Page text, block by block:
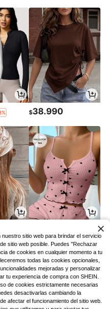
$38.990
sitio web para brindar el servicio
sitio web posible. Puedes "Rechazar
de cookies en cualquier momento a tu
todas las cookies opcionales,
mejoradas y personalizar
tu experiencia de compra con SHEIN.
de cookies estrictamente necesarias
desactivarlas cambiando la
afectar el funcionamiento del sitio web.